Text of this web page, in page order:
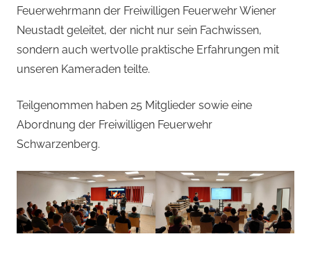
Feuerwehrmann der Freiwilligen Feuerwehr Wiener
Neustadt geleitet, der nicht nur sein Fachwissen,
sondern auch wertvolle praktische Erfahrungen mit
unseren Kameraden teilte.
Teilgenommen haben 25 Mitglieder sowie eine
Abordnung der Freiwilligen Feuerwehr
Schwarzenberg.